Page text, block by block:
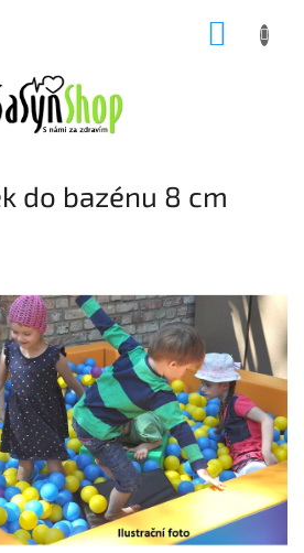
do bazénu 8 cm